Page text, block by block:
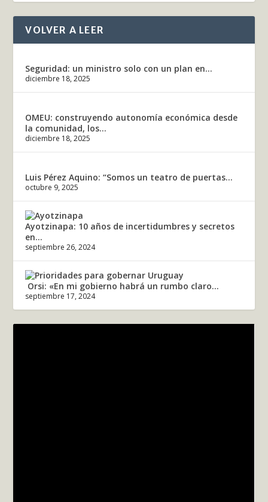
VOLVER A LEER
Seguridad: un ministro solo con un plan en...
diciembre 18, 2025
OMEU: construyendo autonomía económica desde
la comunidad, los...
diciembre 18, 2025
Luis Pérez Aquino: “Somos un teatro de puertas...
octubre 9, 2025
Ayotzinapa: 10 años de incertidumbres y secretos
en...
septiembre 26, 2024
Orsi: «En mi gobierno habrá un rumbo claro...
septiembre 17, 2024